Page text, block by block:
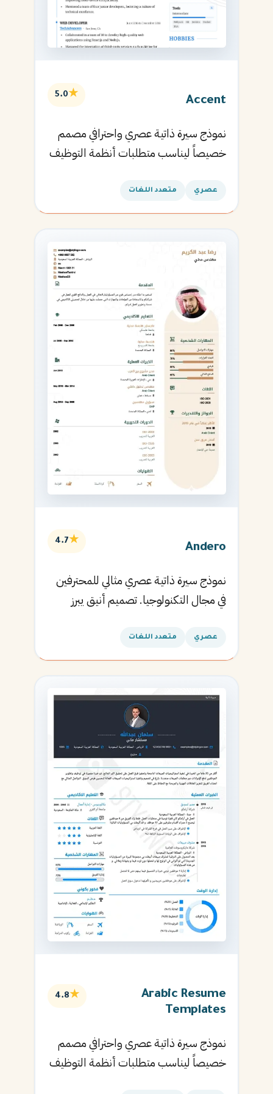
Accent
★
5.0
نموذج سيرة ذاتية عصري واحترافي مصمم
خصيصاً ليناسب متطلبات أنظمة التوظيف
القادمة.
عصري متعدد اللغات
Andero
★
4.7
نموذج سيرة ذاتية عصري مثالي للمحترفين
في مجال التكنولوجيا. تصميم أنيق يبرز
عصري متعدد اللغات
Arabic Resume
Templates
★
4.8
نموذج سيرة ذاتية عصري واحترافي مصمم
خصيصاً ليناسب متطلبات أنظمة التوظيف